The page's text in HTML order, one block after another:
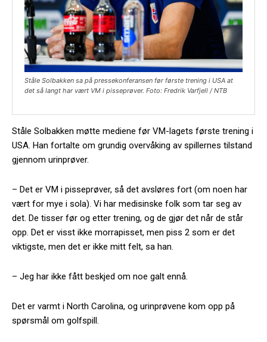
Ståle Solbakken sa på pressekonferansen før første trening i USA at
det så langt har vært VM i pisseprøver. Foto: Fredrik Varfjell / NTB
Ståle Solbakken møtte mediene før VM-lagets første trening i
USA. Han fortalte om grundig overvåking av spillernes tilstand
gjennom urinprøver.
– Det er VM i pisseprøver, så det avsløres fort (om noen har
vært for mye i sola). Vi har medisinske folk som tar seg av
det. De tisser før og etter trening, og de gjør det når de står
opp. Det er visst ikke morrapisset, men piss 2 som er det
viktigste, men det er ikke mitt felt, sa han.
– Jeg har ikke fått beskjed om noe galt ennå.
Det er varmt i North Carolina, og urinprøvene kom opp på
spørsmål om golfspill.